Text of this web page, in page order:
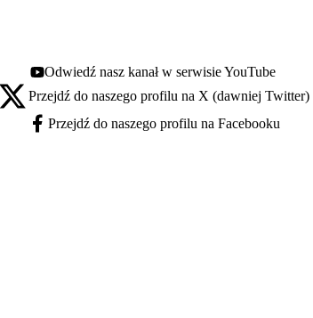
Youtube - otwiera się w nowej karcie
Odwiedź nasz kanał w serwisie YouTube
X - otwiera się w nowej karcie
Przejdź do naszego profilu na X (dawniej Twitter)
Facebook - otwiera się w nowej karcie
Przejdź do naszego profilu na Facebooku